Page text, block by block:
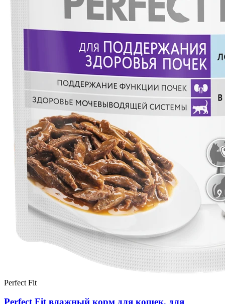
Perfect Fit
Perfect Fit влажный корм для кошек, для